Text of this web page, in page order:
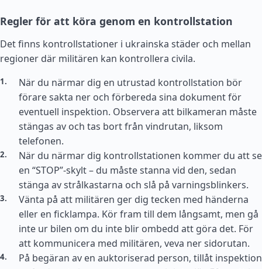
Regler för att köra genom en kontrollstation
Det finns kontrollstationer i ukrainska städer och mellan
regioner där militären kan kontrollera civila.
När du närmar dig en utrustad kontrollstation bör
förare sakta ner och förbereda sina dokument för
eventuell inspektion. Observera att bilkameran måste
stängas av och tas bort från vindrutan, liksom
telefonen.
När du närmar dig kontrollstationen kommer du att se
en “STOP”-skylt – du måste stanna vid den, sedan
stänga av strålkastarna och slå på varningsblinkers.
Vänta på att militären ger dig tecken med händerna
eller en ficklampa. Kör fram till dem långsamt, men gå
inte ur bilen om du inte blir ombedd att göra det. För
att kommunicera med militären, veva ner sidorutan.
På begäran av en auktoriserad person, tillåt inspektion